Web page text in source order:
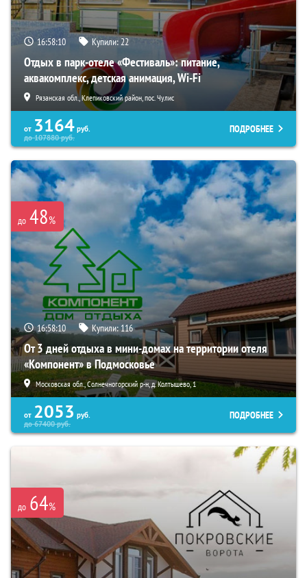
16:58:08 Купили:22
Отдых в парк-отеле «Фестиваль»: питание,
аквакомплекс, детская анимация, Wi-Fi
Рязанская обл., Клепиковский район, пос. Чулис
от 3164 руб.
до107880руб.
ПОДРОБНЕЕ
до 48%
16:58:08 Купили: 116
От 3 дней отдыха в мини-домах на территории отеля
«Компонент» в Подмосковье
Московская обл., Солнечногорский р-н, д. Колтышево, 1
от 2053 руб.
до67400руб.
ПОДРОБНЕЕ
до 64%